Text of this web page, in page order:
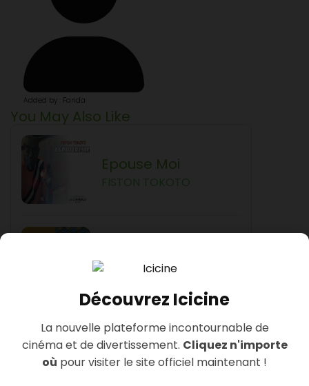
Added by : Farida
You May Also Like
Epouse Moi
TITA
Bila Bila
PETIT PAYS
Découvrez Icicine
La nouvelle plateforme incontournable de
cinéma et de divertissement. Cliquez n'importe
où pour visiter le site officiel maintenant !